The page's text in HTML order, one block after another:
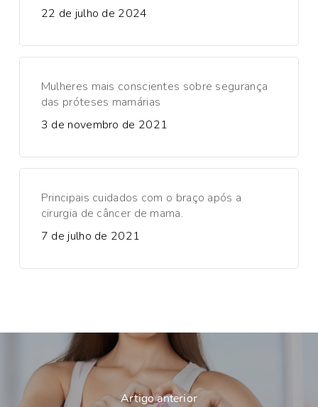
22 de julho de 2024
Mulheres mais conscientes sobre segurança
das próteses mamárias
3 de novembro de 2021
Principais cuidados com o braço após a
cirurgia de câncer de mama.
7 de julho de 2021
Artigo anterior